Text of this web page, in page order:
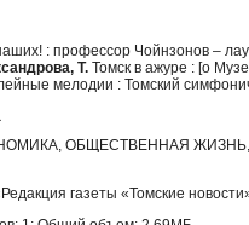
: профессор Чойнзонов –
Т. Томск в ажуре : [о
мелодии : Томский
ОБЩЕСТВЕННАЯ
газеты «Томские